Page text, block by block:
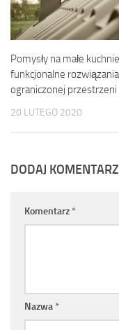
Pomysły na małe
funkcjonalne
ograniczonej przestrzeni
20 LUTEGO 2020
DODAJ KOMENTARZ
Komentarz *
Nazwa *